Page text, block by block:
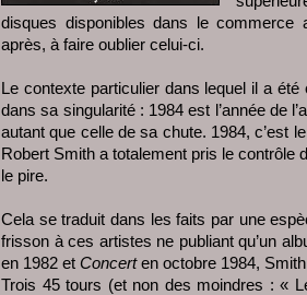
disques disponibles dans le commerce
après, à faire oublier celui-ci.
Le contexte particulier dans lequel il a
dans sa singularité : 1984 est l’année de
autant que celle de sa chute. 1984, c’est
Robert Smith a totalement pris le contrôle
le pire.
Cela se traduit dans les faits par une
frisson à ces artistes ne publiant qu’un
en 1982 etConcerten octobre 1984,
Trois 45 tours (et non des moindres : «